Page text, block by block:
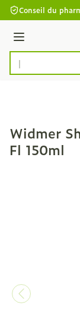
Aller au contenu
Conseil du
Menu
Rechercher
Widmer
Fl 150ml